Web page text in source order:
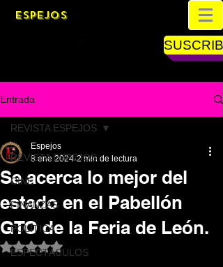
ESPEJOS
Entrada
REVISTA ESPEJOS
CINE
FINANZAS
POLÍTICA
ESPECTÁCULOS
REVISTA ESPEJOS
Se acerca lo mejor del
estado en el Pabellón
GTO de la Feria de León.
Espejos
8 ene 2024 2 min de lectura
Obtuvo NaN de 5 estrellas.